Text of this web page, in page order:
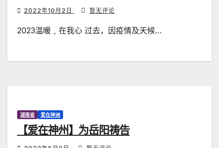
2022年10月2日 暂无评论
2023温暖﹐在我心 过去，因疫情及天候…
湖南省 爱在神洲
【爱在神州】为岳阳祷告